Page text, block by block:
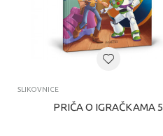
SLIKOVNICE
PRIČA O IGRAČKAMA 5